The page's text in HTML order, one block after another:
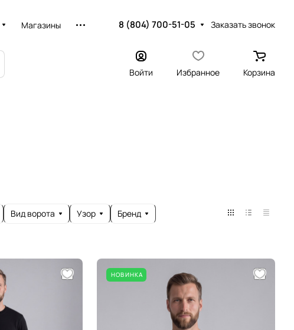
Магазины 8 (804) 700-51-05 Заказать звонок
Войти Избранное Корзина
Вид ворота Узор
Бренд
НОВИНКА